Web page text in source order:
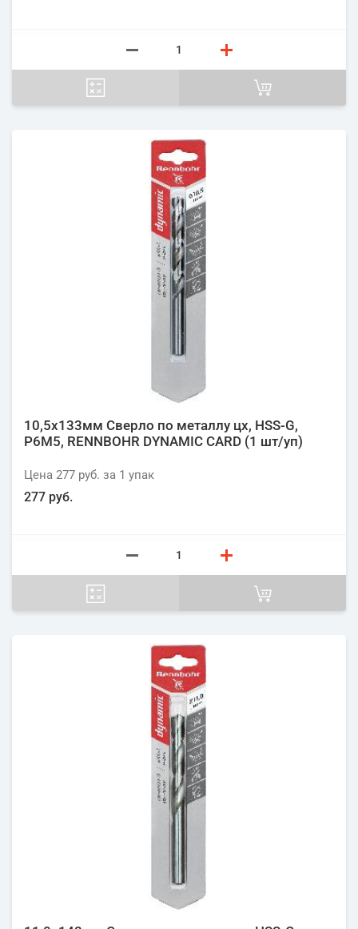
10,5х133мм Сверло по металлу цх, HSS-G,
P6M5, RENNBOHR DYNAMIC CARD (1 шт/уп)
Цена 277 руб. за 1 упак
277 руб.